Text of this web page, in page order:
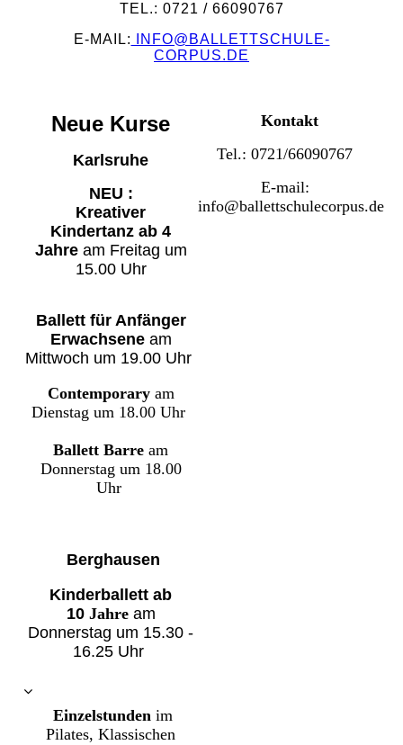
TEL.: 0721 / 66090767
E-MAIL: INFO@BALLETTSCHULE-
CORPUS.DE
Neue Kurse
Karlsruhe
NEU :
Kreativer
Kindertanzab 4
Jahre am Freitag um
15.00 Uhr
Ballett für Anfänger
Erwachseneam
Mittwoch um 19.00 Uhr
Contemporary am
Dienstag um 18.00 Uhr
Ballett Barre am
Donnerstag um 18.00
Uhr
Berghausen
Kinderballettab
10 Jahre am
Donnerstag um 15.30 -
16.25 Uhr
Einzelstunden im
Pilates, Klassischen
Kontakt
Tel.: 0721/66090767
E-mail:
info@ballettschulecorpus.de